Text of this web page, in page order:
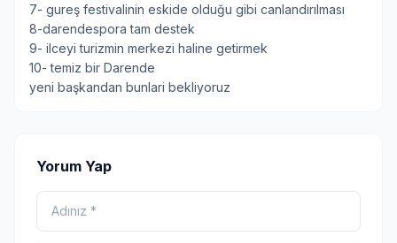
7- gureş festivalinin eskide olduğu gibi canlandırılması
8-darendespora tam destek
9- ilceyi turizmin merkezi haline getirmek
10- temiz bir Darende
yeni başkandan bunlari bekliyoruz
Yorum Yap